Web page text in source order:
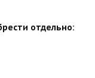
отдельно: